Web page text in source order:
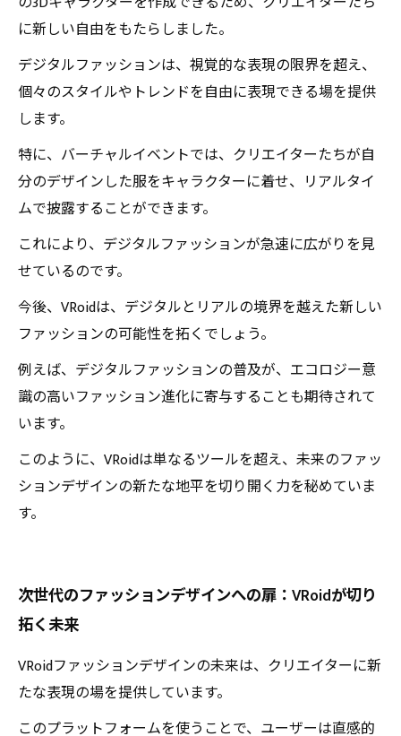
に新しい自由をもたらしました。
デジタルファッションは、視覚的な表現の限界を超え、
個々のスタイルやトレンドを自由に表現できる場を提供
します。
特に、バーチャルイベントでは、クリエイターたちが自
分のデザインした服をキャラクターに着せ、リアルタイ
ムで披露することができます。
これにより、デジタルファッションが急速に広がりを見
せているのです。
今後、VRoidは、デジタルとリアルの境界を越えた新しい
ファッションの可能性を拓くでしょう。
例えば、デジタルファッションの普及が、エコロジー意
識の高いファッション進化に寄与することも期待されて
います。
このように、VRoidは単なるツールを超え、未来のファッ
ションデザインの新たな地平を切り開く力を秘めていま
す。
次世代のファッションデザインへの扉：VRoidが切り
拓く未来
VRoidファッションデザインの未来は、クリエイターに新
たな表現の場を提供しています。
このプラットフォームを使うことで、ユーザーは直感的